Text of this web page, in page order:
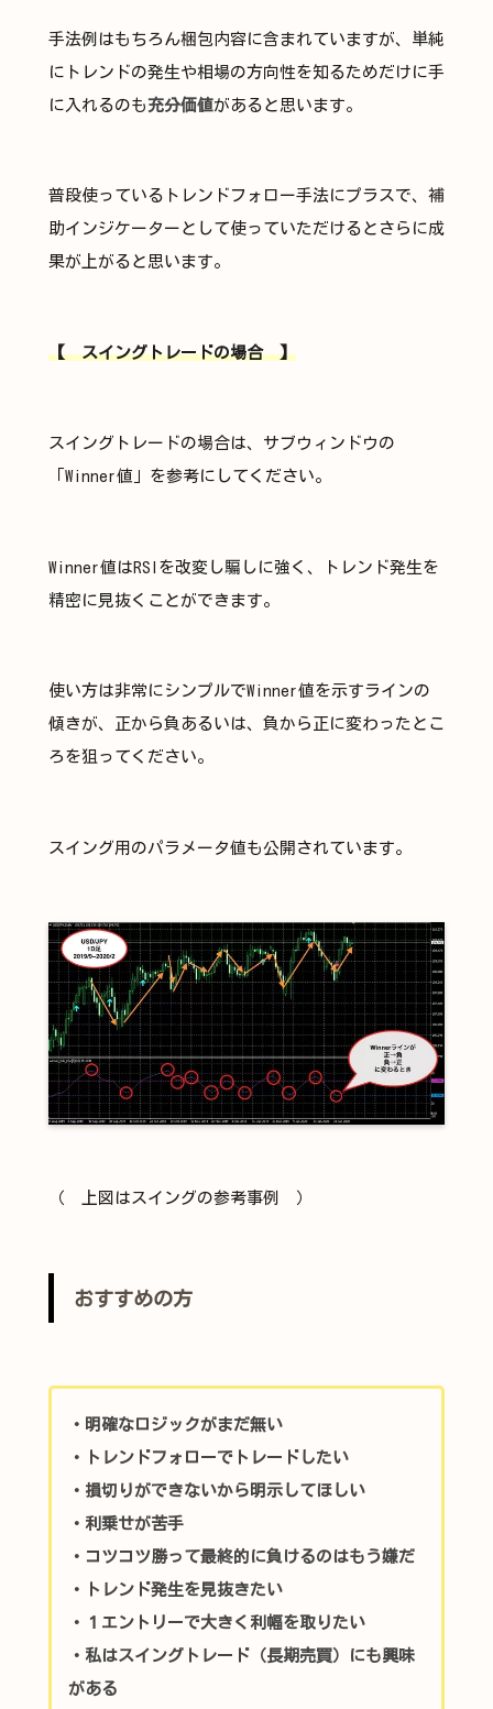
手法例はもちろん梱包内容に含まれていますが、単純
にトレンドの発生や相場の方向性を知るためだけに手
に入れるのも充分価値があると思います。
普段使っているトレンドフォロー手法にプラスで、補
助インジケーターとして使っていただけるとさらに成
果が上がると思います。
【 スイングトレードの場合 】
スイングトレードの場合は、サブウィンドウの
「Winner値」を参考にしてください。
Winner値はRSIを改変し騙しに強く、トレンド発生を
精密に見抜くことができます。
使い方は非常にシンプルでWinner値を示すラインの
傾きが、正から負あるいは、負から正に変わったとこ
ろを狙ってください。
スイング用のパラメータ値も公開されています。
（ 上図はスイングの参考事例 ）
おすすめの方
・明確なロジックがまだ無い
・トレンドフォローでトレードしたい
・損切りができないから明示してほしい
・利乗せが苦手
・コツコツ勝って最終的に負けるのはもう嫌だ
・トレンド発生を見抜きたい
・１エントリーで大きく利幅を取りたい
・私はスイングトレード（長期売買）にも興味
がある